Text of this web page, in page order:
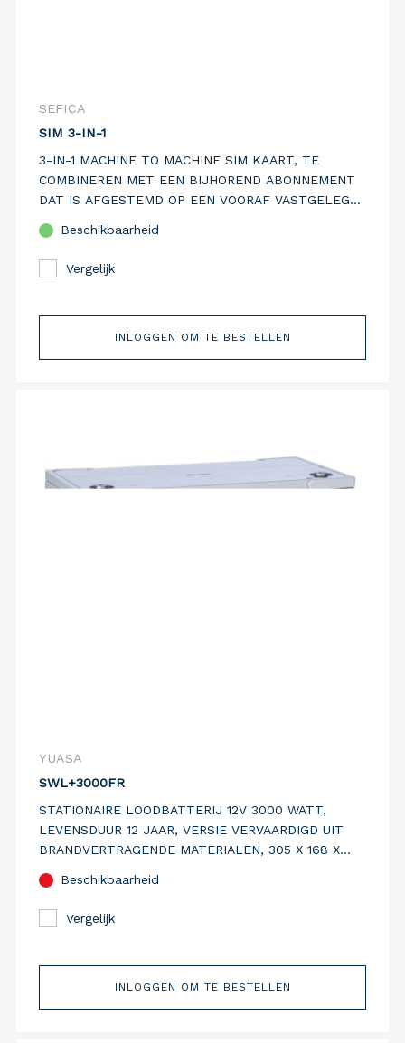
SEFICA
SIM 3-IN-1
3-IN-1 MACHINE TO MACHINE SIM KAART, TE
COMBINEREN MET EEN BIJHOREND ABONNEMENT
DAT IS AFGESTEMD OP EEN VOORAF VASTGELEGD
Beschikbaarheid
Vergelijk
INLOGGEN OM TE BESTELLEN
YUASA
SWL+3000FR
STATIONAIRE LOODBATTERIJ 12V 3000 WATT,
LEVENSDUUR 12 JAAR, VERSIE VERVAARDIGD UIT
BRANDVERTRAGENDE MATERIALEN, 305 X 168 X
Beschikbaarheid
Vergelijk
INLOGGEN OM TE BESTELLEN